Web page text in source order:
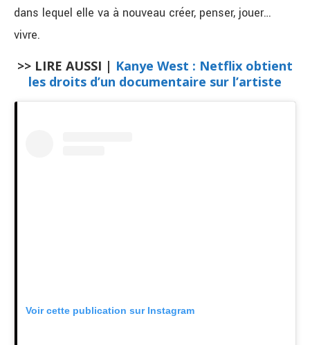
dans lequel elle va à nouveau créer, penser, jouer…
vivre.
>> LIRE AUSSI | Kanye West : Netflix obtient
les droits d’un documentaire sur l’artiste
Voir cette publication sur Instagram